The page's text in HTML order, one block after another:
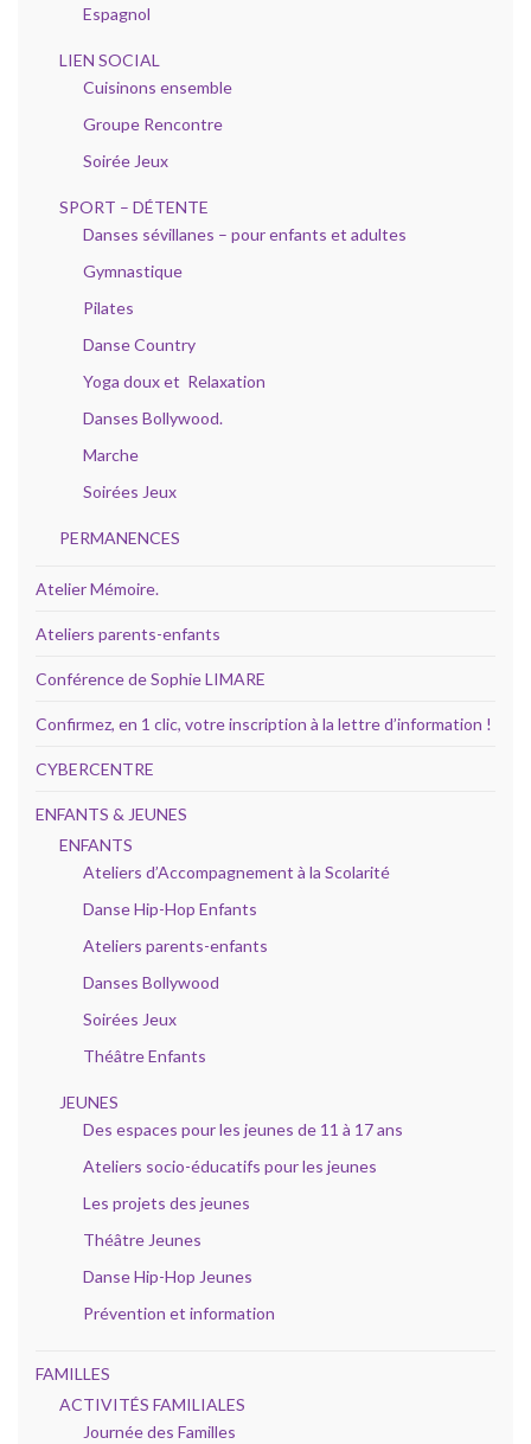
Espagnol
LIEN SOCIAL
Cuisinons ensemble
Groupe Rencontre
Soirée Jeux
SPORT – DÉTENTE
Danses sévillanes – pour enfants et adultes
Gymnastique
Pilates
Danse Country
Yoga doux et Relaxation
Danses Bollywood.
Marche
Soirées Jeux
PERMANENCES
Atelier Mémoire.
Ateliers parents-enfants
Conférence de Sophie LIMARE
Confirmez, en 1 clic, votre inscription à la lettre d’information !
CYBERCENTRE
ENFANTS & JEUNES
ENFANTS
Ateliers d’Accompagnement à la Scolarité
Danse Hip-Hop Enfants
Ateliers parents-enfants
Danses Bollywood
Soirées Jeux
Théâtre Enfants
JEUNES
Des espaces pour les jeunes de 11 à 17 ans
Ateliers socio-éducatifs pour les jeunes
Les projets des jeunes
Théâtre Jeunes
Danse Hip-Hop Jeunes
Prévention et information
FAMILLES
ACTIVITÉS FAMILIALES
Journée des Familles